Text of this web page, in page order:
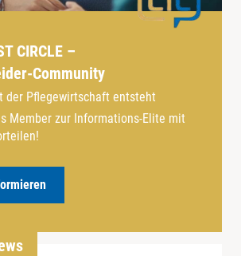
CIRCLE –
Community
der Pflegewirtschaft entsteht
Member zur Informations-Elite mit